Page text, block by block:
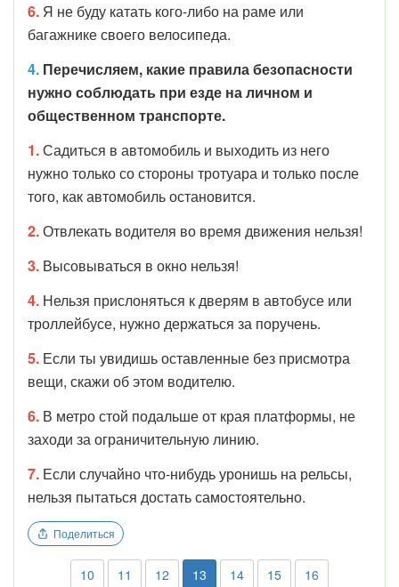
6. Я не буду катать кого-либо на раме или
багажнике своего велосипеда.
4. Перечисляем, какие правила безопасности
нужно соблюдать при езде на личном и
общественном транспорте.
1.Садиться в автомобиль и выходить из него
нужно только со стороны тротуара и только после
того, как автомобиль остановится.
2.Отвлекать водителя во время движения нельзя!
3. Высовываться в окно нельзя!
4. Нельзя прислоняться к дверям в автобусе или
троллейбусе, нужно держаться за поручень.
5. Если ты увидишь оставленные без присмотра
вещи, скажи об этом водителю.
6. В метро стой подальше от края платформы, не
заходи за ограничительную линию.
7. Если случайно что-нибудь уронишь на рельсы,
нельзя пытаться достать самостоятельно.
Поделиться
10 11 12 13 14 15 16